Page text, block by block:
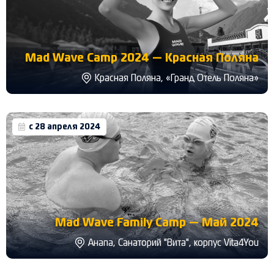
Mad Wave Camp 2024 — Красная Поляна
Красная Поляна, «Гранд Отель Поляна»
с 28 апреля 2024
Mad Wave Family Camp — Май 2024
Анапа, Санаторий "Вита", корпус Vita4You